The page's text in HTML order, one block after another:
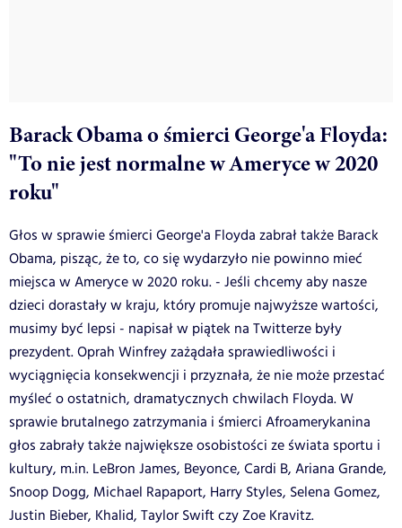
Barack Obama o śmierci George'a Floyda:
"To nie jest normalne w Ameryce w 2020
roku"
Głos w sprawie śmierci George'a Floyda zabrał także Barack
Obama, pisząc, że to, co się wydarzyło nie powinno mieć
miejsca w Ameryce w 2020 roku. - Jeśli chcemy aby nasze
dzieci dorastały w kraju, który promuje najwyższe wartości,
musimy być lepsi - napisał w piątek na Twitterze były
prezydent. Oprah Winfrey zażądała sprawiedliwości i
wyciągnięcia konsekwencji i przyznała, że nie może przestać
myśleć o ostatnich, dramatycznych chwilach Floyda. W
sprawie brutalnego zatrzymania i śmierci Afroamerykanina
głos zabrały także największe osobistości ze świata sportu i
kultury, m.in. LeBron James, Beyonce, Cardi B, Ariana Grande,
Snoop Dogg, Michael Rapaport, Harry Styles, Selena Gomez,
Justin Bieber, Khalid, Taylor Swift czy Zoe Kravitz.